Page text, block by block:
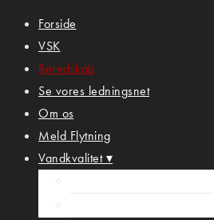
Forside
VSK
Beredskab
Se vores ledningsnet
Om os
Meld Flytning
Vandkvalitet ▾